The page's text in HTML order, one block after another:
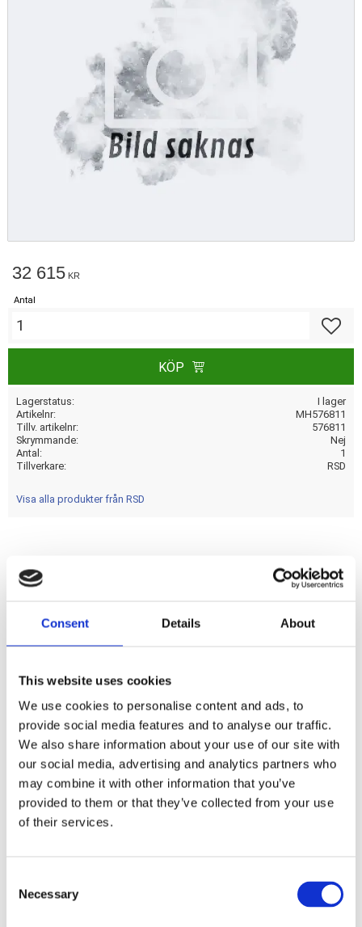
Consent Details About
This website uses cookies
We use cookies to personalise content and ads, to
provide social media features and to analyse our traffic.
We also share information about your use of our site with
our social media, advertising and analytics partners who
may combine it with other information that you’ve
provided to them or that they’ve collected from your use
of their services.
Necessary
32 615 KR
Antal
KÖP
Lagerstatus
I lager
Artikelnr
MH576811
Tillv. artikelnr
576811
Skrymmande
Nej
Antal
1
Tillverkare
RSD
Visa alla produkter från RSD
FORGED; CONTRAST CUT; REAR
Dela med dig
F
e
o
o
k
Omdömen
Du